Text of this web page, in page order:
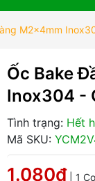
M2x4mm
Ốc Bake
Inox304 -
Tình trạng: Hết
Mã SKU:
1.080₫ | 1